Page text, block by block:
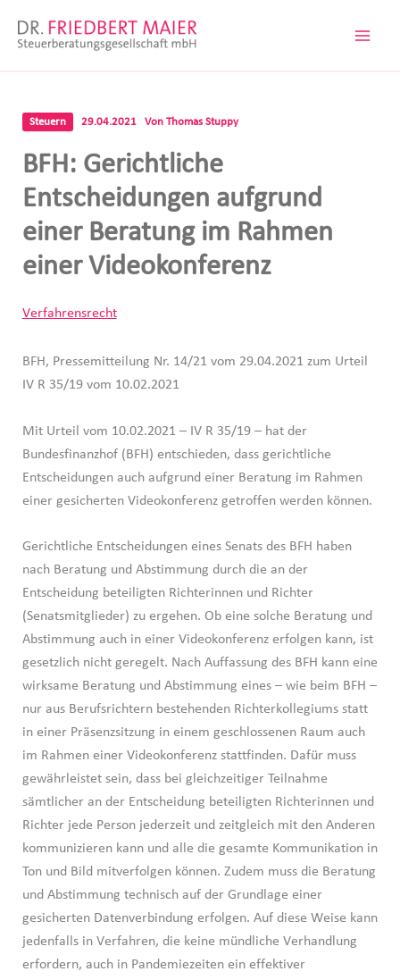
Inhalt
Steuern 29.04.2021 Von Thomas Stuppy
BFH: Gerichtliche
Entscheidungen aufgrund
einer Beratung im Rahmen
einer Videokonferenz
Verfahrensrecht
BFH, Pressemitteilung Nr. 14/21 vom 29.04.2021 zum Urteil
IV R 35/19 vom 10.02.2021
Mit Urteil vom 10.02.2021 – IV R 35/19 – hat der
Bundesfinanzhof (BFH) entschieden, dass gerichtliche
Entscheidungen auch aufgrund einer Beratung im Rahmen
einer gesicherten Videokonferenz getroffen werden können.
Gerichtliche Entscheidungen eines Senats des BFH haben
nach Beratung und Abstimmung durch die an der
Entscheidung beteiligten Richterinnen und Richter
(Senatsmitglieder) zu ergehen. Ob eine solche Beratung und
Abstimmung auch in einer Videokonferenz erfolgen kann, ist
gesetzlich nicht geregelt. Nach Auffassung des BFH kann eine
wirksame Beratung und Abstimmung eines – wie beim BFH –
nur aus Berufsrichtern bestehenden Richterkollegiums statt
in einer Präsenzsitzung in einem geschlossenen Raum auch
im Rahmen einer Videokonferenz stattfinden. Dafür muss
gewährleistet sein, dass bei gleichzeitiger Teilnahme
sämtlicher an der Entscheidung beteiligten Richterinnen und
Richter jede Person jederzeit und zeitgleich mit den Anderen
kommunizieren kann und alle die gesamte Kommunikation in
Ton und Bild mitverfolgen können. Zudem muss die Beratung
und Abstimmung technisch auf der Grundlage einer
gesicherten Datenverbindung erfolgen. Auf diese Weise kann
jedenfalls in Verfahren, die keine mündliche Verhandlung
erfordern, auch in Pandemiezeiten ein effektiver